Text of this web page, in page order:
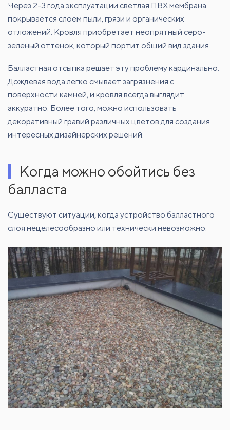
Через 2-3 года эксплуатации светлая ПВХ мембрана
покрывается слоем пыли, грязи и органических
отложений. Кровля приобретает неопрятный серо-
зеленый оттенок, который портит общий вид здания.
Балластная отсыпка решает эту проблему кардинально.
Дождевая вода легко смывает загрязнения с
поверхности камней, и кровля всегда выглядит
аккуратно. Более того, можно использовать
декоративный гравий различных цветов для создания
интересных дизайнерских решений.
Когда можно обойтись без
балласта
Существуют ситуации, когда устройство балластного
слоя нецелесообразно или технически невозможно.